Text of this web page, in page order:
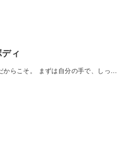
ィ
からこそ。 まずは自分の手で、しっ…